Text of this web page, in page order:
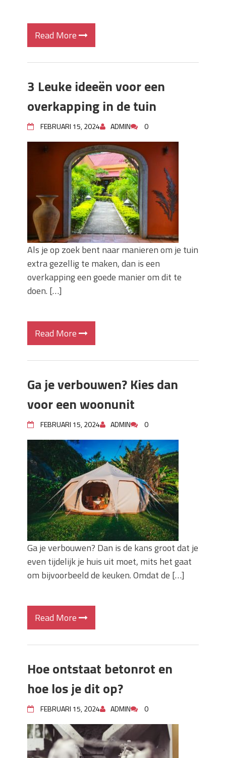
Read More
3 Leuke ideeën voor een
overkapping in de tuin
FEBRUARI 15, 2024 ADMIN 0
Als je op zoek bent naar manieren om je tuin
extra gezellig te maken, dan is een
overkapping een goede manier om dit te
doen. […]
Read More
Ga je verbouwen? Kies dan
voor een woonunit
FEBRUARI 15, 2024 ADMIN 0
Ga je verbouwen? Dan is de kans groot dat je
even tijdelijk je huis uit moet, mits het gaat
om bijvoorbeeld de keuken. Omdat de […]
Read More
Hoe ontstaat betonrot en
hoe los je dit op?
FEBRUARI 15, 2024 ADMIN 0